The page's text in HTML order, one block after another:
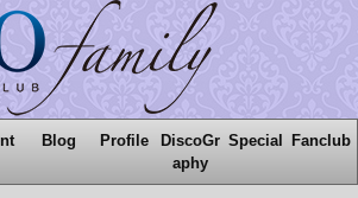
Blog Profile
DiscoGr
aphy
Special Fanclub